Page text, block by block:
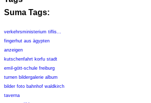
Suma Tags:
verkehrsministerium tiflis...
fingerhut aus ägypten
anzeigen
kutschenfahrt korfu stadt
emil-gött-schule freiburg
turnen bildergalerie album
bilder foto bahnhof waldkirch
taverna